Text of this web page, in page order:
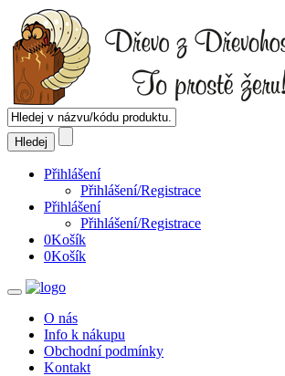
Přihlášení
Přihlášení/Registrace
Přihlášení
Přihlášení/Registrace
0Košík
0Košík
O nás
Info k nákupu
Obchodní podmínky
Kontakt